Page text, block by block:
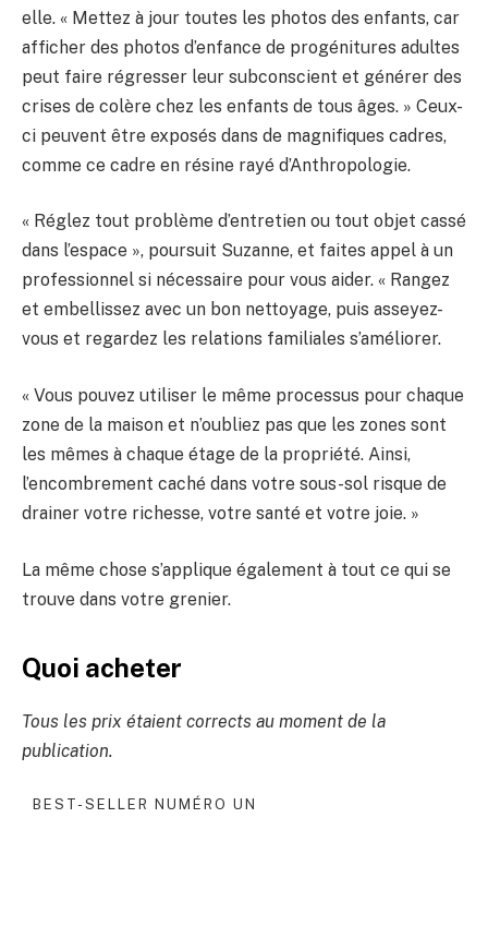
elle. « Mettez à jour toutes les photos des enfants, car
afficher des photos d’enfance de progénitures adultes
peut faire régresser leur subconscient et générer des
crises de colère chez les enfants de tous âges. » Ceux-
ci peuvent être exposés dans de magnifiques cadres,
comme ce cadre en résine rayé d’Anthropologie.
« Réglez tout problème d’entretien ou tout objet cassé
dans l’espace », poursuit Suzanne, et faites appel à un
professionnel si nécessaire pour vous aider. « Rangez
et embellissez avec un bon nettoyage, puis asseyez-
vous et regardez les relations familiales s’améliorer.
« Vous pouvez utiliser le même processus pour chaque
zone de la maison et n’oubliez pas que les zones sont
les mêmes à chaque étage de la propriété. Ainsi,
l’encombrement caché dans votre sous-sol risque de
drainer votre richesse, votre santé et votre joie. »
La même chose s’applique également à tout ce qui se
trouve dans votre grenier.
Quoi acheter
Tous les prix étaient corrects au moment de la
publication.
BEST-SELLER NUMÉRO UN